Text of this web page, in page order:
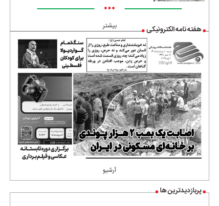
•••
بیشتر هفته نامه الکترونیکی
آرشیو
پربازدیدترین ها